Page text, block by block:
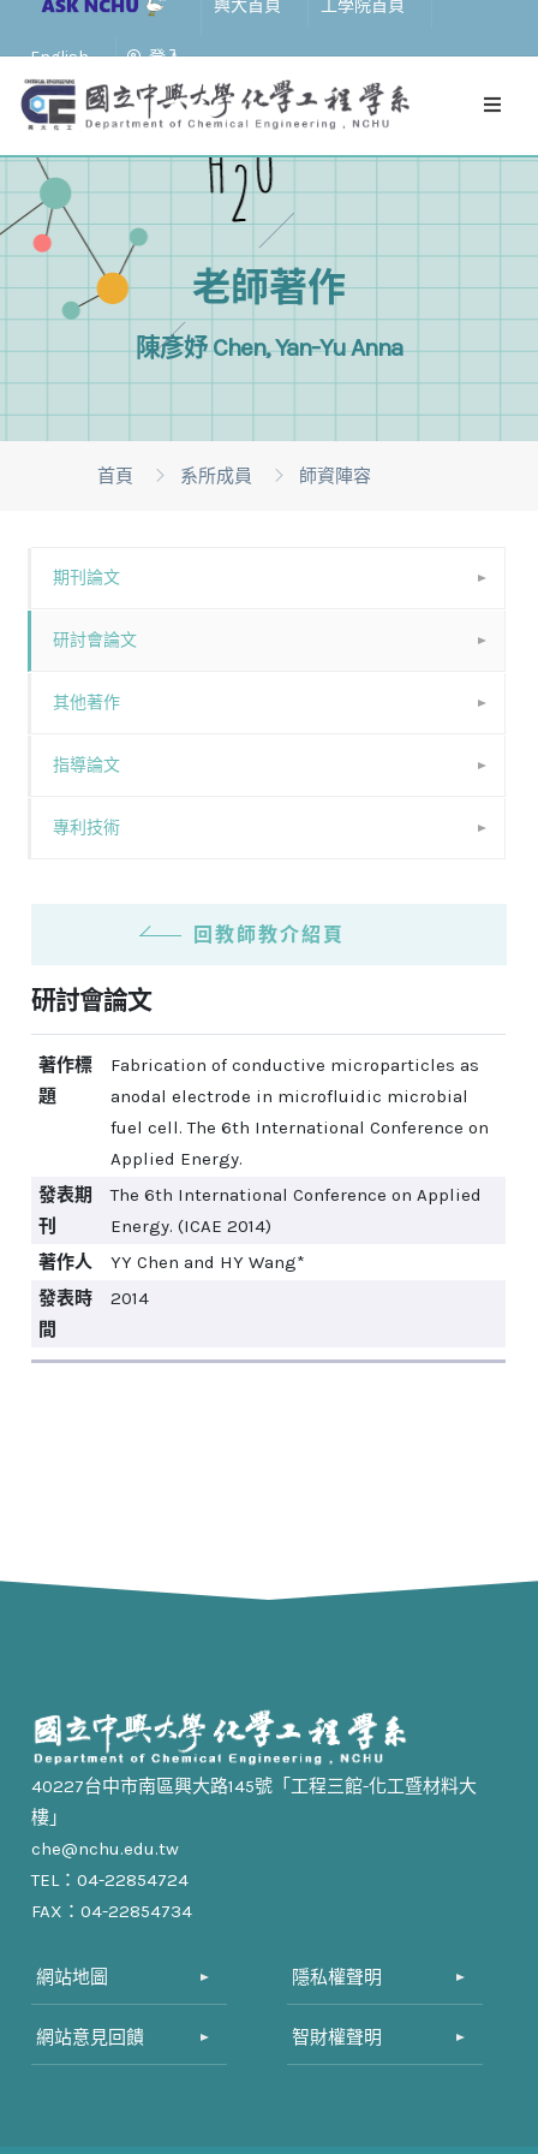
興大首頁 工學院首頁
English 登入
老師著作
陳彥妤 Chen, Yan-Yu Anna
首頁 系所成員 師資陣容
期刊論文
研討會論文
其他著作
指導論文
專利技術
回教師教介紹頁
研討會論文
著作標
題
Fabrication of conductive microparticles as
anodal electrode in microfluidic microbial
fuel cell. The 6th International Conference on
Applied Energy.
發表期
刊
The 6th International Conference on Applied
Energy. (ICAE 2014)
著作人
YY Chen and HY Wang*
發表時
間
2014
40227台中市南區興大路145號「工程三館-化工暨材料大
樓」
che@nchu.edu.tw
TEL：04-22854724
FAX：04-22854734
網站地圖
網站意見回饋
隱私權聲明
智財權聲明